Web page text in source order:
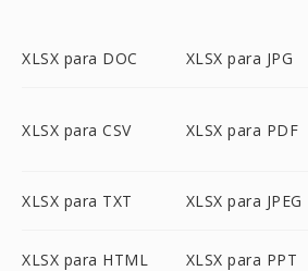
XLSX para DOC XLSX para JPG
XLSX para CSV XLSX para PDF
XLSX para TXT XLSX para JPEG
XLSX para HTML XLSX para PPT